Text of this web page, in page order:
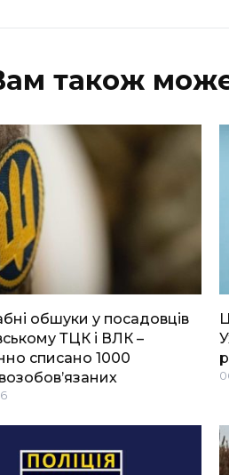
також
обшуки у посадовців
ТЦК і ВЛК –
списано 1000